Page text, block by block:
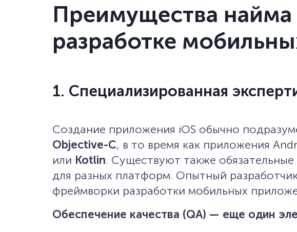
Преимущества
разработке
1. Специализированная
Создание приложения iOS обычно
Objective-C, в то время как приложения
или Kotlin. Существуют также
для разных платформ. Опытный
фреймворки разработки мобильных
Обеспечение качества (QA) — еще один